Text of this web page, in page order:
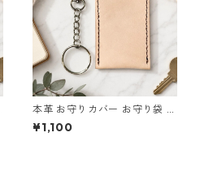
本革 お守りカバー お守り袋 日
本製 生成り ナチュラル サイズ
M l105 レザー お守りケース
¥1,100